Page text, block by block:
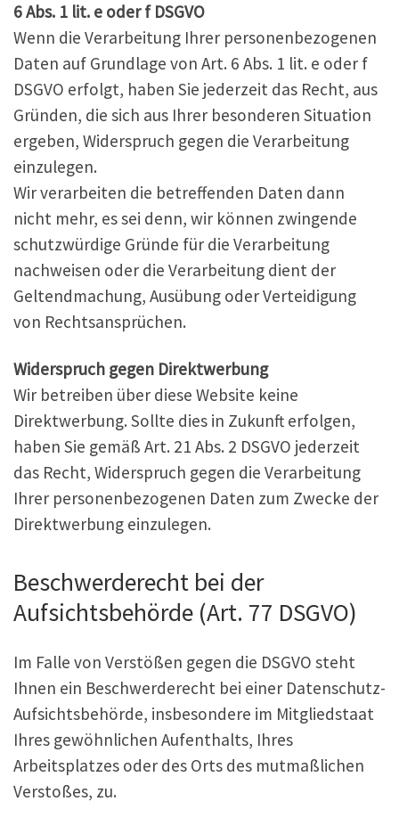
6 Abs. 1 lit. e oder f DSGVO
Wenn die Verarbeitung Ihrer personenbezogenen
Daten auf Grundlage von Art. 6 Abs. 1 lit. e oder f
DSGVO erfolgt, haben Sie jederzeit das Recht, aus
Gründen, die sich aus Ihrer besonderen Situation
ergeben, Widerspruch gegen die Verarbeitung
einzulegen.
Wir verarbeiten die betreffenden Daten dann
nicht mehr, es sei denn, wir können zwingende
schutzwürdige Gründe für die Verarbeitung
nachweisen oder die Verarbeitung dient der
Geltendmachung, Ausübung oder Verteidigung
von Rechtsansprüchen.
Widerspruch gegen Direktwerbung
Wir betreiben über diese Website keine
Direktwerbung. Sollte dies in Zukunft erfolgen,
haben Sie gemäß Art. 21 Abs. 2 DSGVO jederzeit
das Recht, Widerspruch gegen die Verarbeitung
Ihrer personenbezogenen Daten zum Zwecke der
Direktwerbung einzulegen.
Beschwerderecht bei der
Aufsichtsbehörde (Art. 77 DSGVO)
Im Falle von Verstößen gegen die DSGVO steht
Ihnen ein Beschwerderecht bei einer Datenschutz-
Aufsichtsbehörde, insbesondere im Mitgliedstaat
Ihres gewöhnlichen Aufenthalts, Ihres
Arbeitsplatzes oder des Orts des mutmaßlichen
Verstoßes, zu.